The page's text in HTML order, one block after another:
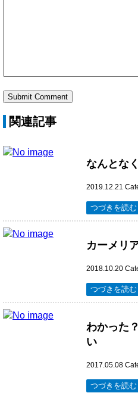
関連記事
なんとな
2019.12.21
つづきを読む
カーメリ
2018.10.20
つづきを読む
わかった
い
2017.05.08
つづきを読む